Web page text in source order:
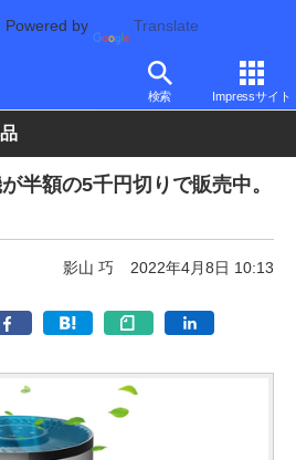
Powered by Translate
検索 Impressサイト
半額の5千円切りで販売中。
影山 巧 2022年4月8日 10:13